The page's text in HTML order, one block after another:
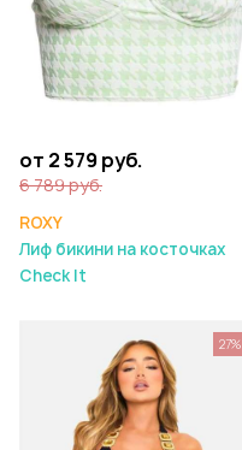
от 2 579 руб.
6 789 руб.
ROXY
Лиф бикини на косточках
Check It
27%